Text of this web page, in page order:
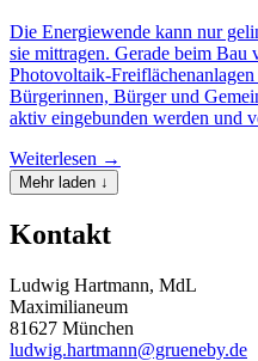
Die Energiewende kann nur
sie mittragen. Gerade beim Bau
Photovoltaik-Freiflächenanlagen
Bürgerinnen, Bürger und
aktiv eingebunden werden und
Weiterlesen →
Mehr laden ↓
Kontakt
Ludwig Hartmann, MdL
Maximilianeum
81627 München
ludwig.hartmann@grueneby.de